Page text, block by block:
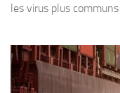
les virus plus communs